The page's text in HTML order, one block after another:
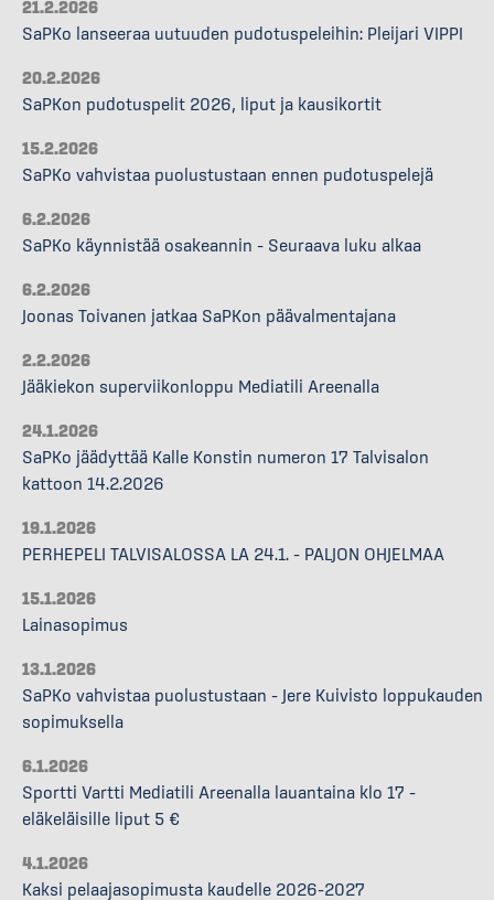
21.2.2026
SaPKo lanseeraa uutuuden pudotuspeleihin: Pleijari VIPPI
20.2.2026
SaPKon pudotuspelit 2026, liput ja kausikortit
15.2.2026
SaPKo vahvistaa puolustustaan ennen pudotuspelejä
6.2.2026
SaPKo käynnistää osakeannin – Seuraava luku alkaa
6.2.2026
Joonas Toivanen jatkaa SaPKon päävalmentajana
2.2.2026
Jääkiekon superviikonloppu Mediatili Areenalla
24.1.2026
SaPKo jäädyttää Kalle Konstin numeron 17 Talvisalon
kattoon 14.2.2026
19.1.2026
PERHEPELI TALVISALOSSA LA 24.1. – PALJON OHJELMAA
15.1.2026
Lainasopimus
13.1.2026
SaPKo vahvistaa puolustustaan – Jere Kuivisto loppukauden
sopimuksella
6.1.2026
Sportti Vartti Mediatili Areenalla lauantaina klo 17 –
eläkeläisille liput 5 €
4.1.2026
Kaksi pelaajasopimusta kaudelle 2026–2027